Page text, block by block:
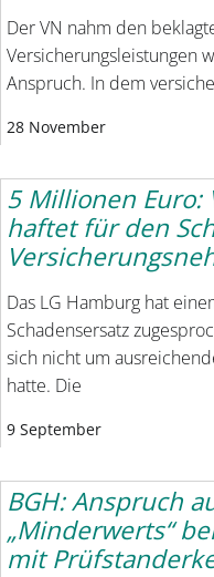
Der VN nahm den
Versicherungsleistungen
Anspruch. In dem
28 November
5 Millionen Euro:
haftet für den
Das LG Hamburg hat
Schadensersatz
sich nicht um
hatte. Die
9 September
BGH: Anspruch
„Minderwerts“
mit